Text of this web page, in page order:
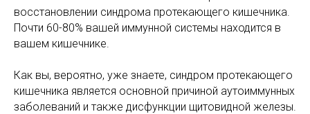
восстановлении синдрома протекающего кишечника.
Почти 60-80% вашей иммунной системы находится в
вашем кишечнике.
Как вы, вероятно, уже знаете, синдром протекающего
кишечника является основной причиной аутоиммунных
заболеваний и также дисфункции щитовидной железы.